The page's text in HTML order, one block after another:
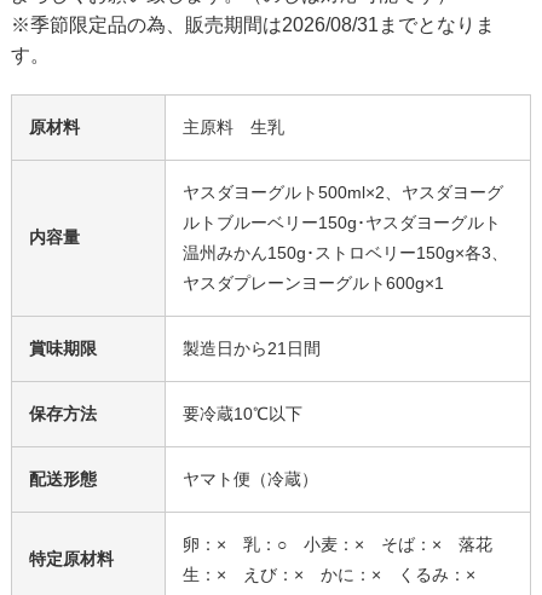
※季節限定品の為、販売期間は2026/08/31までとなりま
す。
原材料 主原料 生乳
内容量
ヤスダヨーグルト500ml×2、ヤスダヨーグ
ルトブルーベリー150g･ヤスダヨーグルト
温州みかん150g･ストロベリー150g×各3、
ヤスダプレーンヨーグルト600g×1
賞味期限 製造日から21日間
保存方法 要冷蔵10℃以下
配送形態 ヤマト便（冷蔵）
特定原材料
卵：× 乳：○ 小麦：× そば：× 落花
生：× えび：× かに：× くるみ：×